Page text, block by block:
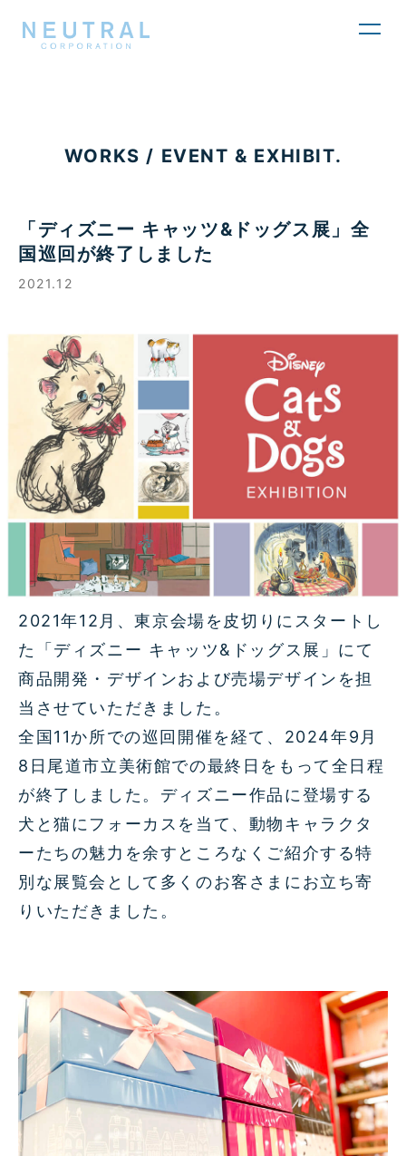
WORKS / EVENT & EXHIBIT.
「ディズニー キャッツ&ドッグス展」全
国巡回が終了しました
2021.12
2021年12月、東京会場を皮切りにスタートし
た「ディズニー キャッツ&ドッグス展」にて
商品開発・デザインおよび売場デザインを担
当させていただきました。
全国11か所での巡回開催を経て、2024年9月
8日尾道市立美術館での最終日をもって全日程
が終了しました。ディズニー作品に登場する
犬と猫にフォーカスを当て、動物キャラクタ
ーたちの魅力を余すところなくご紹介する特
別な展覧会として多くのお客さまにお立ち寄
りいただきました。